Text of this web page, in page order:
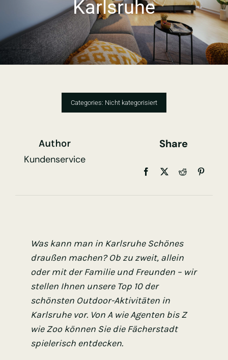
Karlsruhe
Categories: Nicht kategorisiert
Author
Kundenservice
Share
Was kann man in Karlsruhe Schönes
draußen machen? Ob zu zweit, allein
oder mit der Familie und Freunden – wir
stellen Ihnen unsere Top 10 der
schönsten Outdoor-Aktivitäten in
Karlsruhe vor. Von A wie Agenten bis Z
wie Zoo können Sie die Fächerstadt
spielerisch entdecken.